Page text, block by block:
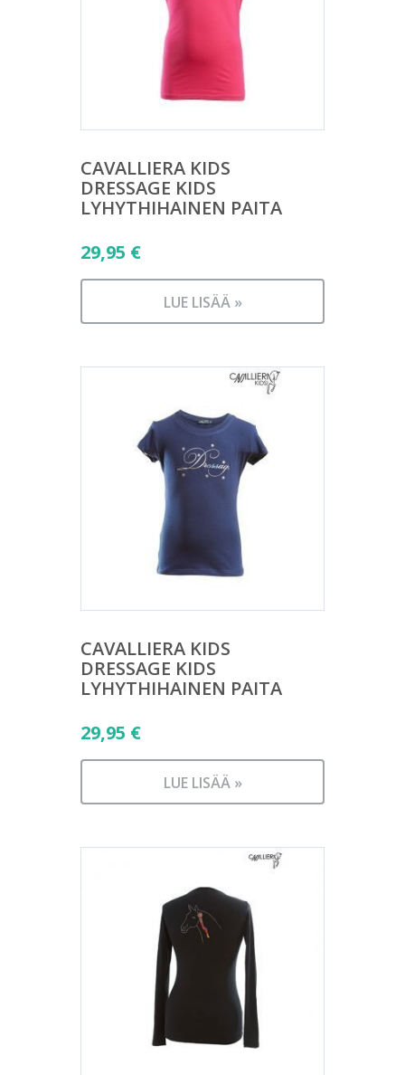
CAVALLIERA KIDS
DRESSAGE KIDS
LYHYTHIHAINEN PAITA
29,95 €
LUE LISÄÄ »
CAVALLIERA KIDS
DRESSAGE KIDS
LYHYTHIHAINEN PAITA
29,95 €
LUE LISÄÄ »